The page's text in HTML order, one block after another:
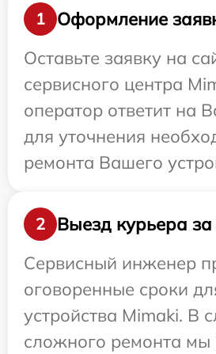
1
Оформление
Оставьте заявку на
сервисного центра
оператор ответит на
для уточнения
ремонта Вашего
2
Выезд курьера
Сервисный инженер
оговоренные сроки
устройства Mimaki. В
сложного ремонта мы